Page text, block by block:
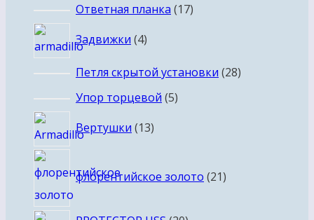
Ответная планка 1717
Задвижки 44
Петля скрытой установки 2828
Упор торцевой 55
Вертушки 1313
флорентийское золото 21товар